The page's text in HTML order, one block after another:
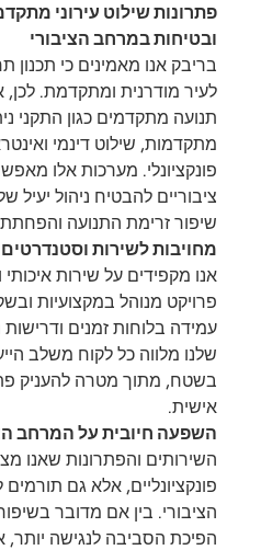
פתרונות שילוט עירוני
ובטיחות במרחב הציבורי
בריבק אנו מאמינים כי
לעיר מודרנית ומתקדמת. לכן,
תנועה מתקדמים כגון התקני
מתקדמות, שילוט דינמי
פונקציונלי. מערכות אלו
ציבוריים להבטיח ניהול יעיל
שיפור זרימת התנועה
מחויבות לשירות
אנו מקפידים על שירות
פרויקט מנוהל במקצועיות
עמידה בלוחות זמנים
שלנו מלווה כל לקוח משלב
בשטח, מתוך מטרה להעניק
אישית.
השפעה חיובית על המרחב
השירותים והפתרונות שאנו
פונקציונליים, אלא גם
הציבורי. בין אם מדובר
הפיכת הסביבה לנגישה יותר,